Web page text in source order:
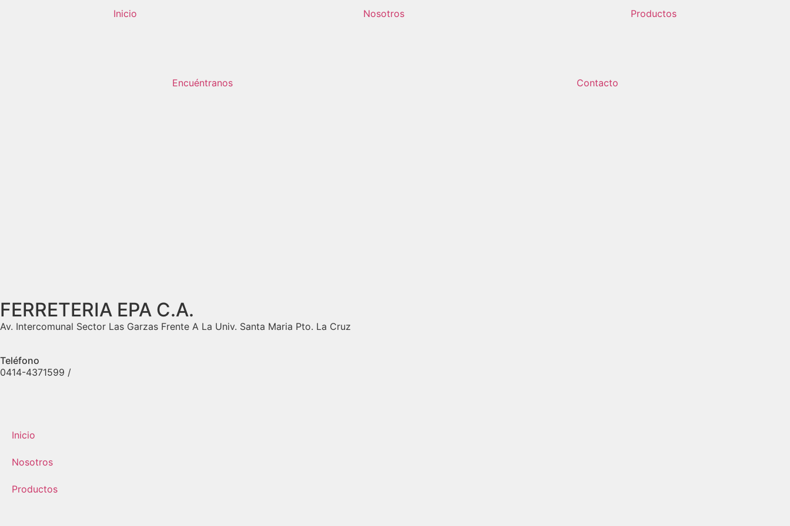
Inicio Nosotros Productos
Encuéntranos Contacto
FERRETERIA EPA C.A.
Av. Intercomunal Sector Las Garzas Frente A La Univ. Santa Maria Pto. La Cruz
Teléfono
0414-4371599 /
Inicio
Nosotros
Productos